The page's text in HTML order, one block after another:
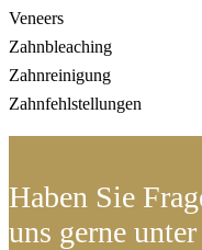
Veneers
Zahnbleaching
Zahnreinigung
Zahnfehlstellungen
Haben Sie
uns gerne unter